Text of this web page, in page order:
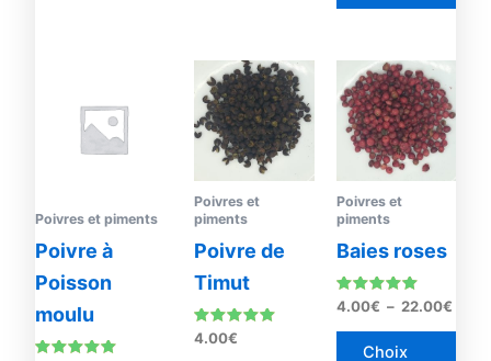
Poivres et piments
Poivre à
Poisson
moulu
Poivres et
piments
Poivre de
Timut
Note
4.00€
Poivres et
piments
Baies roses
Note
sur 5
4.00€ – 22.00€
de
prix :
Choix
sur